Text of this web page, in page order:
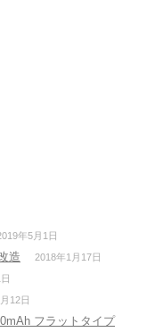
年5月1日
造 2018年1月17日
12日
フラットタイプ